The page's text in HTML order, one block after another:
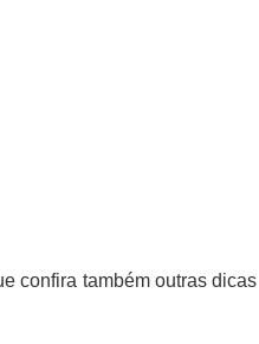
confira também outras dicas